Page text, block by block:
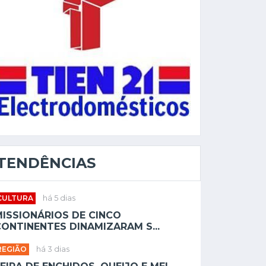
há 5 dias
DE CINCO
DINAMIZARAM S...
há 3 dias